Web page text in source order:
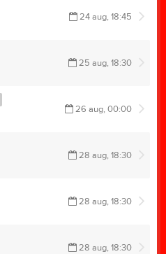
24 aug, 18:45
25 aug, 18:30
26 aug, 00:00
28 aug, 18:30
28 aug, 18:30
28 aug, 18:30